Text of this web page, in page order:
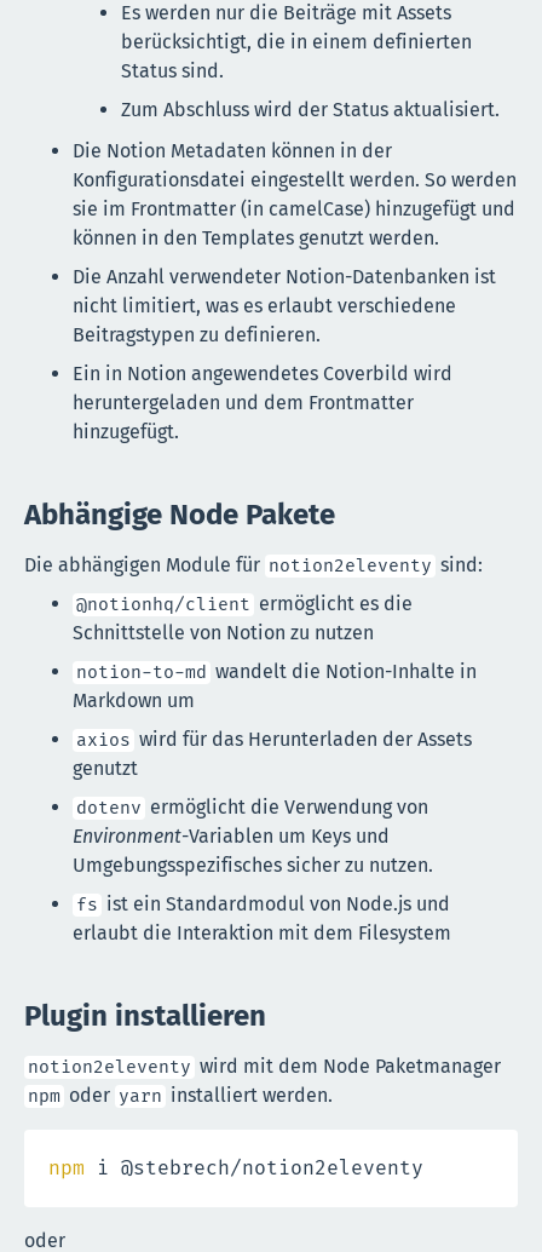
Es werden nur die Beiträge mit Assets
berücksichtigt, die in einem definierten
Status sind.
Zum Abschluss wird der Status aktualisiert.
Die Notion Metadaten können in der
Konfigurationsdatei eingestellt werden. So werden
sie im Frontmatter (in camelCase) hinzugefügt und
können in den Templates genutzt werden.
Die Anzahl verwendeter Notion-Datenbanken ist
nicht limitiert, was es erlaubt verschiedene
Beitragstypen zu definieren.
Ein in Notion angewendetes Coverbild wird
heruntergeladen und dem Frontmatter
hinzugefügt.
Abhängige Node Pakete
Die abhängigen Module für notion2eleventy sind:
@notionhq/client ermöglicht es die
Schnittstelle von Notion zu nutzen
notion-to-md wandelt die Notion-Inhalte in
Markdown um
axios wird für das Herunterladen der Assets
genutzt
dotenv ermöglicht die Verwendung von
Environment-Variablen um Keys und
Umgebungsspezifisches sicher zu nutzen.
fs ist ein Standardmodul von Node.js und
erlaubt die Interaktion mit dem Filesystem
Plugin installieren
notion2eleventy wird mit dem Node Paketmanager
npm oder yarn installiert werden.
npm i @stebrech/notion2eleventy
oder